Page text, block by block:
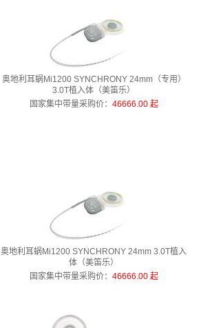
奥地利耳蜗Mi1200 SYNCHRONY 24mm（专用）
3.0T植入体（美笛乐）
国家集中带量采购价： 46666.00 起
奥地利耳蜗Mi1200 SYNCHRONY 24mm 3.0T植入
体（美笛乐）
国家集中带量采购价： 46666.00 起